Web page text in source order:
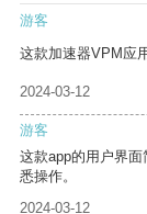
游客
这款加速器VPM应
2024-03-12
游客
这款app的用户界
悉操作。
2024-03-12